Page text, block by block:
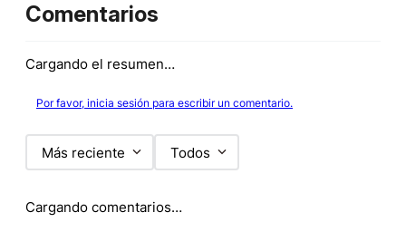
Comentarios
Cargando el resumen…
Por favor, inicia sesión para escribir un comentario.
Más reciente Todos
Cargando comentarios…